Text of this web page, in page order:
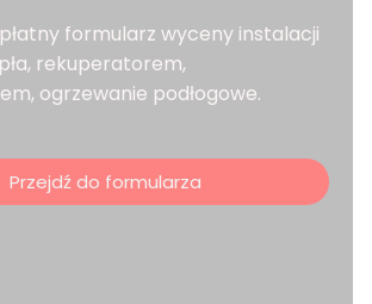
formularz wyceny instalacji
rekuperatorem,
ogrzewanie podłogowe.
Przejdź do formularza